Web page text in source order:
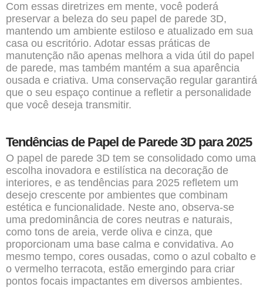
Com essas diretrizes em mente, você poderá
preservar a beleza do seu papel de parede 3D,
mantendo um ambiente estiloso e atualizado em sua
casa ou escritório. Adotar essas práticas de
manutenção não apenas melhora a vida útil do papel
de parede, mas também mantém a sua aparência
ousada e criativa. Uma conservação regular garantirá
que o seu espaço continue a refletir a personalidade
que você deseja transmitir.
Tendências de Papel de Parede 3D para 2025
O papel de parede 3D tem se consolidado como uma
escolha inovadora e estilística na decoração de
interiores, e as tendências para 2025 refletem um
desejo crescente por ambientes que combinam
estética e funcionalidade. Neste ano, observa-se
uma predominância de cores neutras e naturais,
como tons de areia, verde oliva e cinza, que
proporcionam uma base calma e convidativa. Ao
mesmo tempo, cores ousadas, como o azul cobalto e
o vermelho terracota, estão emergindo para criar
pontos focais impactantes em diversos ambientes.